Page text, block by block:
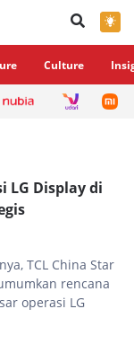
×
Culture
LG Display di
TCL China Star
rencana
operasi LG